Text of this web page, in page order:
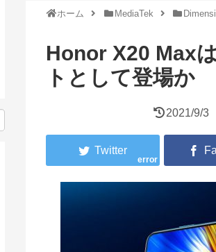
ホーム MediaTek
Honor X20 Max
トとして登場か
2021/9/3
error